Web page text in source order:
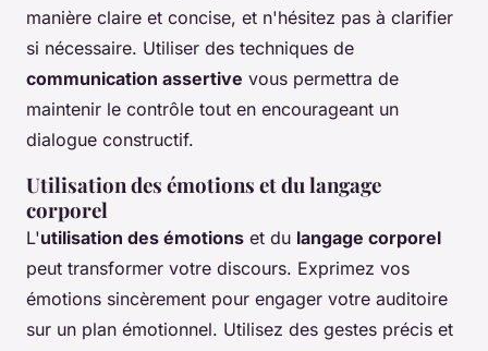
manière claire et concise, et n'hésitez pas à clarifier
si nécessaire. Utiliser des techniques de
communication assertive vous permettra de
maintenir le contrôle tout en encourageant un
dialogue constructif.
Utilisation des émotions et du langage
corporel
L'utilisation des émotions et du langage corporel
peut transformer votre discours. Exprimez vos
émotions sincèrement pour engager votre auditoire
sur un plan émotionnel. Utilisez des gestes précis et